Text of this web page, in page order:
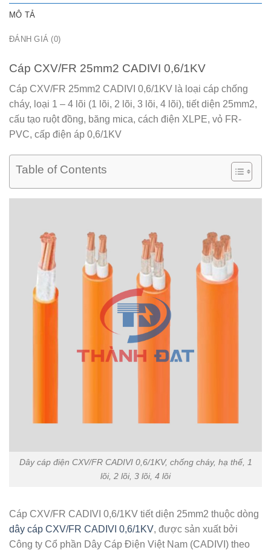
MÔ TẢ
ĐÁNH GIÁ (0)
Cáp CXV/FR 25mm2 CADIVI 0,6/1KV
Cáp CXV/FR 25mm2 CADIVI 0,6/1KV là loại cáp chống
cháy, loại 1 – 4 lõi (1 lõi, 2 lõi, 3 lõi, 4 lõi), tiết diện 25mm2,
cấu tạo ruột đồng, băng mica, cách điện XLPE, vỏ FR-
PVC, cấp điện áp 0,6/1KV
Table of Contents
Dây cáp điện CXV/FR CADIVI 0,6/1KV, chống cháy, hạ thế, 1
lõi, 2 lõi, 3 lõi, 4 lõi
Cáp CXV/FR CADIVI 0,6/1KV tiết diện 25mm2 thuộc dòng
dây cáp CXV/FR CADIVI 0,6/1KV, được sản xuất bởi
Công ty Cổ phần Dây Cáp Điện Việt Nam (CADIVI) theo